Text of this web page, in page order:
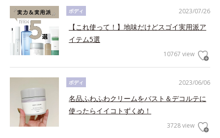
2023/07/26
ボディ
【これ使って！】地味だけどスゴイ実用派ア
イテム5選
10767 view
2023/06/06
ボディ
名品ふわふわクリームをバスト＆デコルテに
使ったらイイコトずくめ！
3728 view